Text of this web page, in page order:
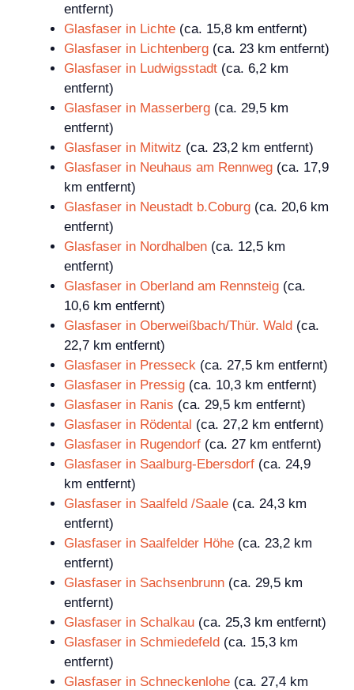
entfernt)
Glasfaser in Lichte (ca. 15,8 km entfernt)
Glasfaser in Lichtenberg (ca. 23 km entfernt)
Glasfaser in Ludwigsstadt (ca. 6,2 km
entfernt)
Glasfaser in Masserberg (ca. 29,5 km
entfernt)
Glasfaser in Mitwitz (ca. 23,2 km entfernt)
Glasfaser in Neuhaus am Rennweg (ca. 17,9
km entfernt)
Glasfaser in Neustadt b.Coburg (ca. 20,6 km
entfernt)
Glasfaser in Nordhalben (ca. 12,5 km
entfernt)
Glasfaser in Oberland am Rennsteig (ca.
10,6 km entfernt)
Glasfaser in Oberweißbach/Thür. Wald (ca.
22,7 km entfernt)
Glasfaser in Presseck (ca. 27,5 km entfernt)
Glasfaser in Pressig (ca. 10,3 km entfernt)
Glasfaser in Ranis (ca. 29,5 km entfernt)
Glasfaser in Rödental (ca. 27,2 km entfernt)
Glasfaser in Rugendorf (ca. 27 km entfernt)
Glasfaser in Saalburg-Ebersdorf (ca. 24,9
km entfernt)
Glasfaser in Saalfeld /Saale (ca. 24,3 km
entfernt)
Glasfaser in Saalfelder Höhe (ca. 23,2 km
entfernt)
Glasfaser in Sachsenbrunn (ca. 29,5 km
entfernt)
Glasfaser in Schalkau (ca. 25,3 km entfernt)
Glasfaser in Schmiedefeld (ca. 15,3 km
entfernt)
Glasfaser in Schneckenlohe (ca. 27,4 km